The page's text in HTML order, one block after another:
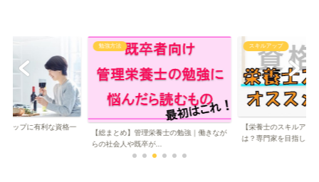
アップに有利な資格一
勉強方法
【総まとめ】管理栄養士の勉強｜働きなが
らの社会人や既卒が...
スキルアップ
【栄養士のスキルアッ
は？専門家を目指し...